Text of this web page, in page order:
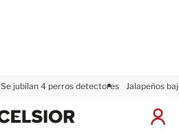
Se jubilan 4 perros detectores Jalapeños
I
x